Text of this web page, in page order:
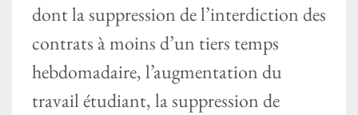
dont la suppression de l’interdiction des
contrats à moins d’un tiers temps
hebdomadaire, l’augmentation du
travail étudiant, la suppression de